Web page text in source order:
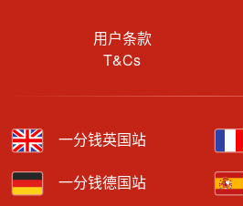
用户条款
T&Cs
一分钱英国站
一分钱德国站